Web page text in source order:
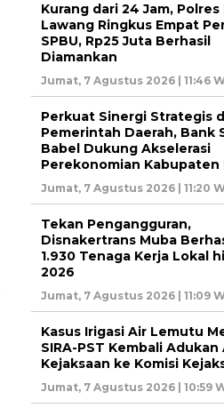
Kurang dari 24 Jam, Polres
Lawang Ringkus Empat
SPBU, Rp25 Juta Berhasil
Diamankan
Jumat, 7 Agustus 2026 | 11:46
Perkuat Sinergi Strategis
Pemerintah Daerah, Bank
Babel Dukung Akselerasi
Perekonomian Kabupaten
Jumat, 7 Agustus 2026 | 11:20
Tekan Pengangguran,
Disnakertrans Muba
1.930 Tenaga Kerja Lokal
2026
Jumat, 7 Agustus 2026 | 11:09
Kasus Irigasi Air Lemutu
SIRA-PST Kembali Adukan
Kejaksaan ke Komisi
Jumat, 7 Agustus 2026 | 10:59